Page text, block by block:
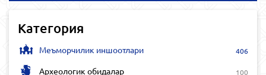
Категория
Меъморчилик иншоотлари 406
Археологик обидалар 100